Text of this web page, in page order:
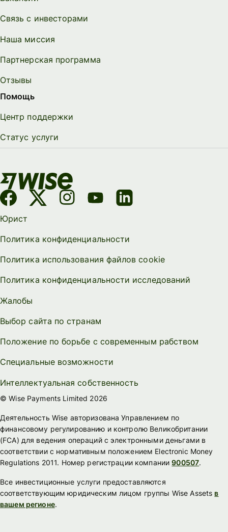
Связь с инвесторами
Наша миссия
Партнерская программа
Отзывы
Помощь
Центр поддержки
Статус услуги
Юрист
Политика конфиденциальности
Политика использования файлов cookie
Политика конфиденциальности исследований
Жалобы
Выбор сайта по странам
Положение по борьбе с современным рабством
Специальные возможности
Интеллектуальная собственность
© Wise Payments Limited 2026
Деятельность Wise авторизована Управлением по
финансовому регулированию и контролю Великобритании
(FСА) для ведения операций с электронными деньгами в
соответствии с нормативным положением Electronic Money
Regulations 2011. Номер регистрации компании900507.
Все инвестиционные услуги предоставляются
соответствующим юридическим лицом группы Wise Assets в
вашем регионе.